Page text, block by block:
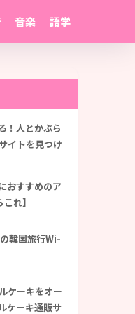
音楽 語学
！人とかぶら
イトを見つけ
おすすめのア
れ】
韓国旅行Wi-
ケーキをオー
ケーキ通販サ